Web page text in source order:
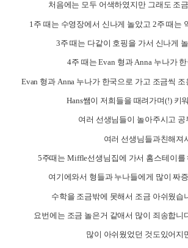
처음에는 모두 어색하였지만 그래도 조
1 주 때는 수영장에서 신나게 놀았고 2주 때는
3주 때는 다같이 호핑을 가서 신나게
4주 때는 Evan 형과Anna 누나가
Evan 형과Anna 누나가 한국으로 가고 조금씩
Hans쌤이 저희들을 때려가며(!) 키
여러 선생님들이 놀아주시고
여러 선생님들과친해져
5주때는 Miffle선생님집에 가서 홈스테이를
여기에와서 형들과 누나들에게 많이 짜
수학을 조금밖에 못해서 조금 아쉬웠습
요번에는 조금 놀은거 같애서 많이 죄송합니
많이 아쉬웠었던 것도있어지